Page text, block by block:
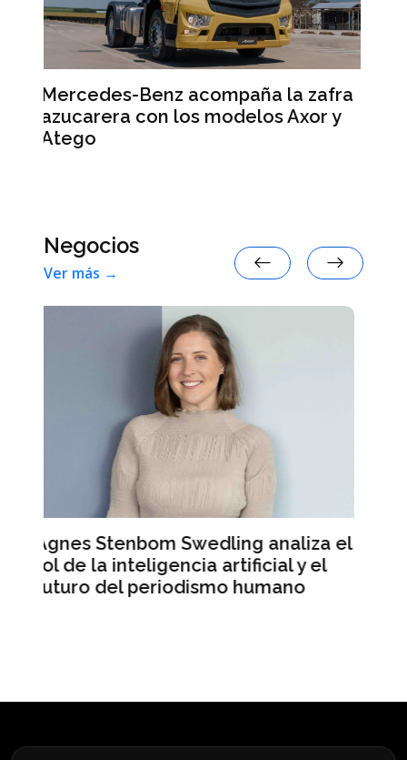
la zafra
Axor y
Smart #2: la marca anticipa
detalles de su nuevo auto
Negocios
Ver más →
el
y el
Mercado Libre registra ingresos
récord pero sus acciones caen en
Wall Street